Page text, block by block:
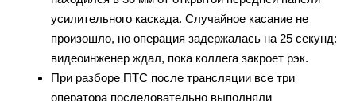
усилительного каскада. Случайное касание не
произошло, но операция задержалась на 25 секунд:
видеоинженер ждал, пока коллега закроет рэк.
При разборе ПТС после трансляции все три
оператора последовательно выполняли